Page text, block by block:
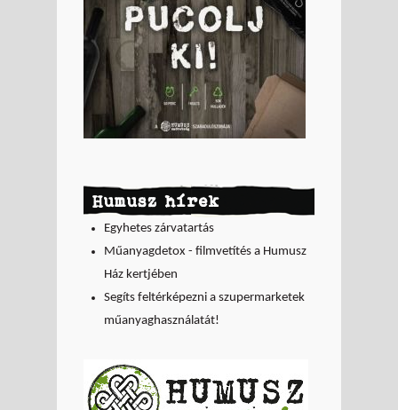
Humusz hírek
Egyhetes zárvatartás
Műanyagdetox - filmvetítés a Humusz
Ház kertjében
Segíts feltérképezni a szupermarketek
műanyaghasználatát!